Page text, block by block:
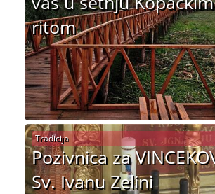
ritom
Pozivnica za
Sv. Ivanu Zelini
Tradicija